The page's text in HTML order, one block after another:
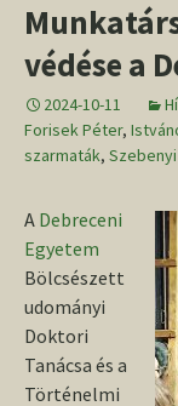
védése a
2024-10-11
Forisek Péter,
szarmaták, Szebenyi
A Debreceni
Egyetem
Bölcsészett
udományi
Doktori
Tanácsa és a
Történelmi